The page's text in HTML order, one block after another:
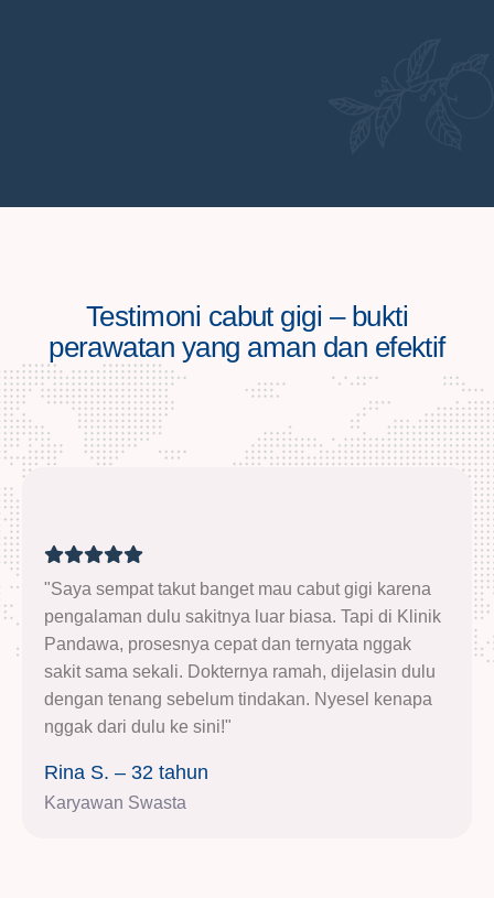
Testimoni cabut gigi – bukti
perawatan yang aman dan efektif
"Saya sempat takut banget mau cabut gigi karena
pengalaman dulu sakitnya luar biasa. Tapi di Klinik
Pandawa, prosesnya cepat dan ternyata nggak
sakit sama sekali. Dokternya ramah, dijelasin dulu
dengan tenang sebelum tindakan. Nyesel kenapa
nggak dari dulu ke sini!"
Rina S. – 32 tahun
Karyawan Swasta